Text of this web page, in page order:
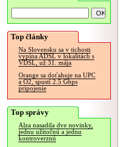
Top články
Na Slovensku sa v tichosti
vypína ADSL v lokalitách s
VDSL, už 31. mája
Orange sa doťahuje na UPC
a O2, spustí 2.5 Gbps
pripojenie
Top správy
Alza nasadila dve novinky,
jednu užitočnú a jednu
kontroverznú